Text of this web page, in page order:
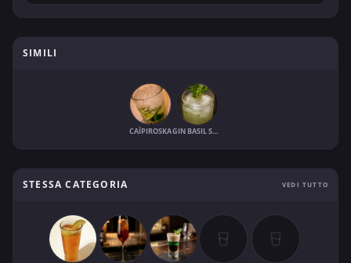
SIMILI
CAÏPIROSKA GIN BASIL SMASH
STESSA CATEGORIA VEDI TUTTO